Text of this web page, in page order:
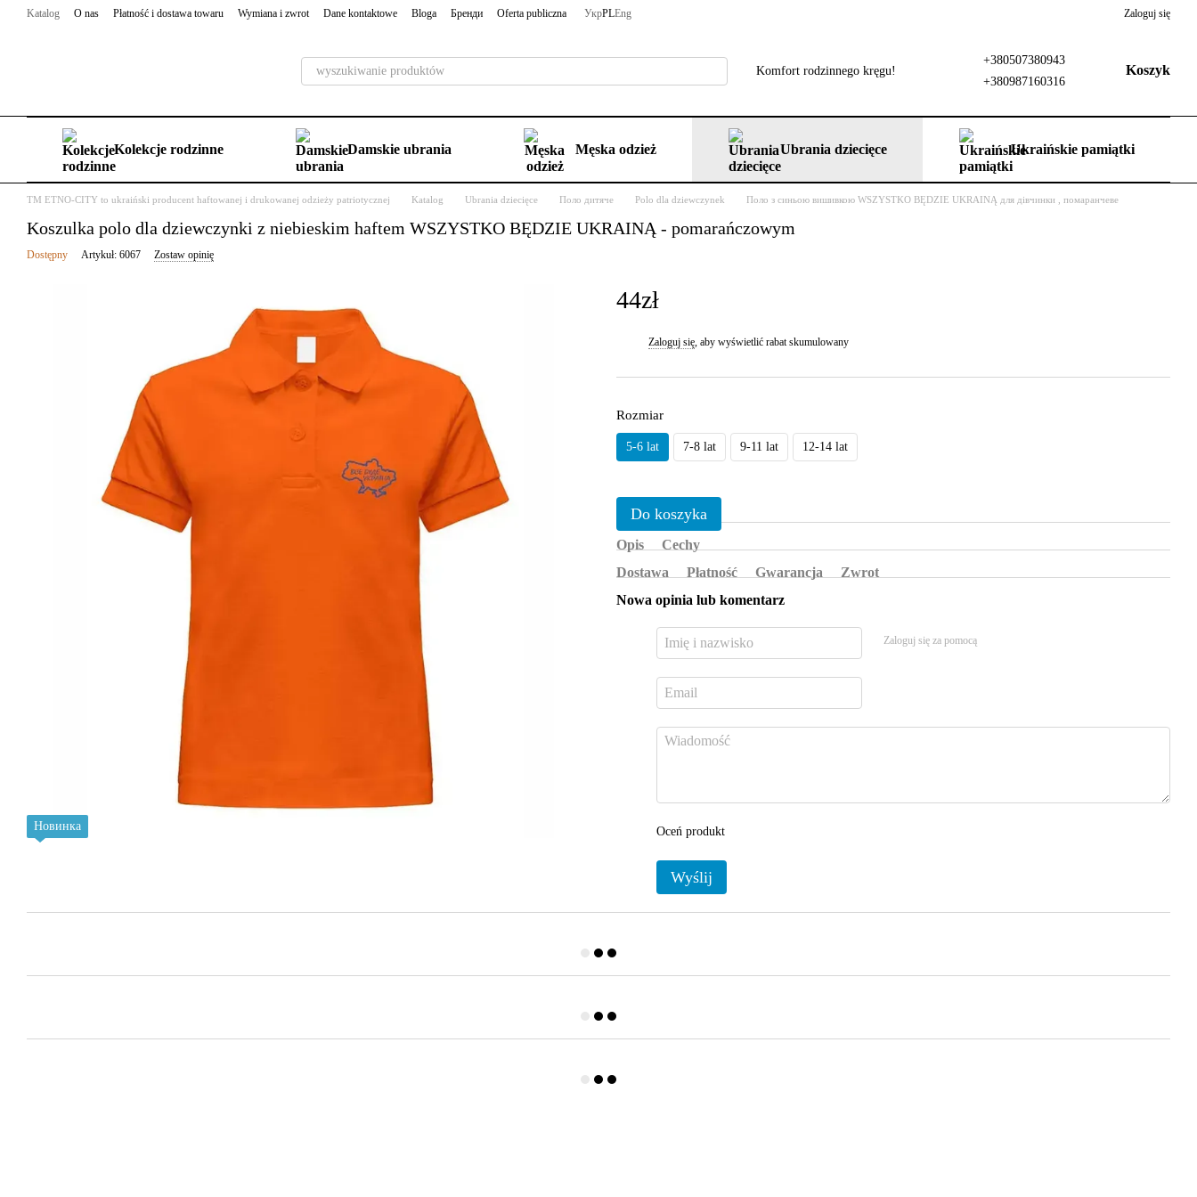
Przejdź do głównej treści
Katalog O nas Płatność i dostawa towaru Wymiana i zwrot Dane kontaktowe Bloga Бренди Oferta publiczna УкрPLEng Zaloguj się
Komfort rodzinnego kręgu!
+380507380943
+380987160316
Koszyk
Kolekcje rodzinne Damskie ubrania Męska odzież Ubrania dziecięce Ukraińskie pamiątki
TM ETNO-CITY to ukraiński producent haftowanej i drukowanej odzieży patriotycznej Katalog Ubrania dziecięce Поло дитяче Polo dla dziewczynek Поло з синьою вишивкою WSZYSTKO BĘDZIE UKRAINĄ для дівчинки , помаранчеве
Koszulka polo dla dziewczynki z niebieskim haftem WSZYSTKO BĘDZIE UKRAINĄ - pomarańczowym
Dostępny Artykuł: 6067 Zostaw opinię
Новинка
44zł
Zaloguj się , aby wyświetlić rabat skumulowany
Rozmiar
5-6 lat 7-8 lat 9-11 lat 12-14 lat
Do koszyka
Opis
Cechy
Dostawa
Płatność Gwarancja
Zwrot
Nowa opinia lub komentarz
Zaloguj się za pomocą
Oceń produkt
Wyślij